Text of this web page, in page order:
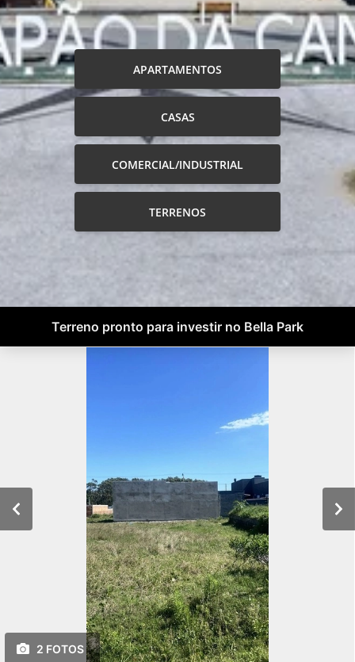
APARTAMENTOS
CASAS
COMERCIAL/INDUSTRIAL
TERRENOS
Terreno pronto para investir no Bella Park
2 FOTOS